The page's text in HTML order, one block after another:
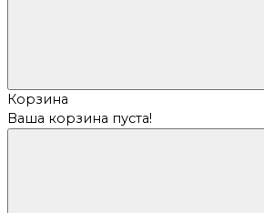
Корзина
Ваша корзина пуста!